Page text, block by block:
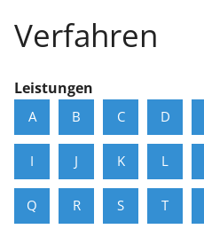
Verfahren
Leistungen
A B C D
I J K L
Q R S T